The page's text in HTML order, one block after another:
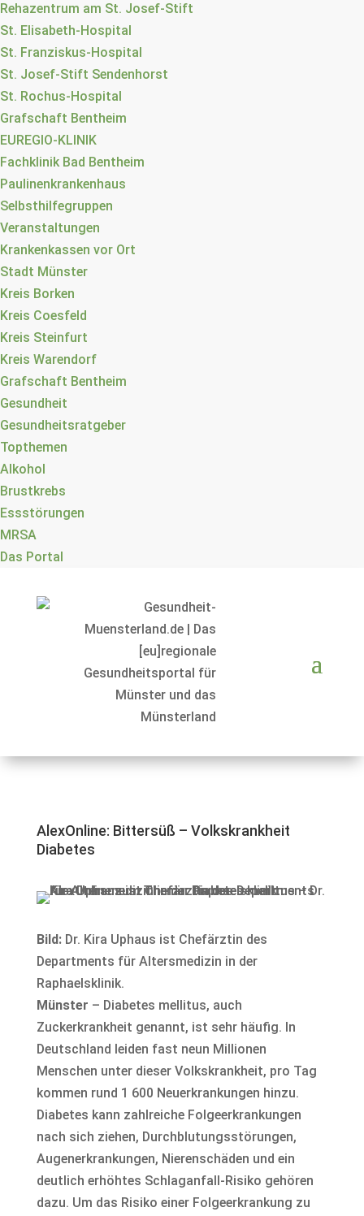
Rehazentrum am St. Josef-Stift
St. Elisabeth-Hospital
St. Franziskus-Hospital
St. Josef-Stift Sendenhorst
St. Rochus-Hospital
Grafschaft Bentheim
EUREGIO-KLINIK
Fachklinik Bad Bentheim
Paulinenkrankenhaus
Selbsthilfegruppen
Veranstaltungen
Krankenkassen vor Ort
Stadt Münster
Kreis Borken
Kreis Coesfeld
Kreis Steinfurt
Kreis Warendorf
Grafschaft Bentheim
Gesundheit
Gesundheitsratgeber
Topthemen
Alkohol
Brustkrebs
Essstörungen
MRSA
Das Portal
AlexOnline: Bittersüß – Volkskrankheit
Diabetes
Bild:Dr. Kira Uphaus ist Chefärztin des
Departments für Altersmedizin in der
Raphaelsklinik.
Münster – Diabetes mellitus, auch
Zuckerkrankheit genannt, ist sehr häufig. In
Deutschland leiden fast neun Millionen
Menschen unter dieser Volkskrankheit, pro Tag
kommen rund 1 600 Neuerkrankungen hinzu.
Diabetes kann zahlreiche Folgeerkrankungen
nach sich ziehen, Durchblutungsstörungen,
Augenerkrankungen, Nierenschäden und ein
deutlich erhöhtes Schlaganfall-Risiko gehören
dazu. Um das Risiko einer Folgeerkrankung zu